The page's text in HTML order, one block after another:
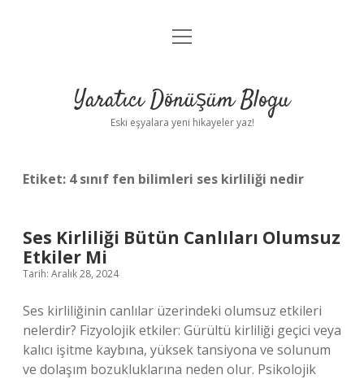
Anasayfa
Yasal Uyarı
menüyü
Yaratıcı Dönüşüm Blogu
Eski eşyalara yeni hikayeler yaz!
Etiket: 4 sınıf fen bilimleri ses kirliliği nedir
Ses Kirliliği Bütün Canlıları Olumsuz
Etkiler Mi
Tarih: Aralık 28, 2024
Ses kirliliğinin canlılar üzerindeki olumsuz etkileri
nelerdir? Fizyolojik etkiler: Gürültü kirliliği geçici veya
kalıcı işitme kaybına, yüksek tansiyona ve solunum
ve dolaşım bozukluklarına neden olur. Psikolojik